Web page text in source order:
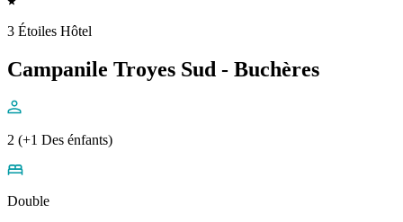
3 Étoiles Hôtel
Campanile Troyes Sud - Buchères
2 (+1 Des énfants)
Double